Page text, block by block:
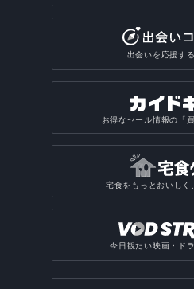
出会いを応援す
お得なセール情報の「
宅食をもっとおいしく
今日観たい映画・ド